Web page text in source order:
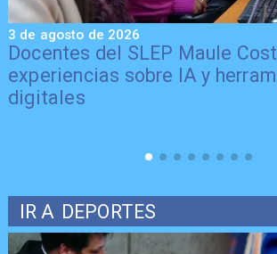
Docentes del SLEP Maule
experiencias sobre IA y
digitales
3 de agosto de 2026
IR A DEPORTES